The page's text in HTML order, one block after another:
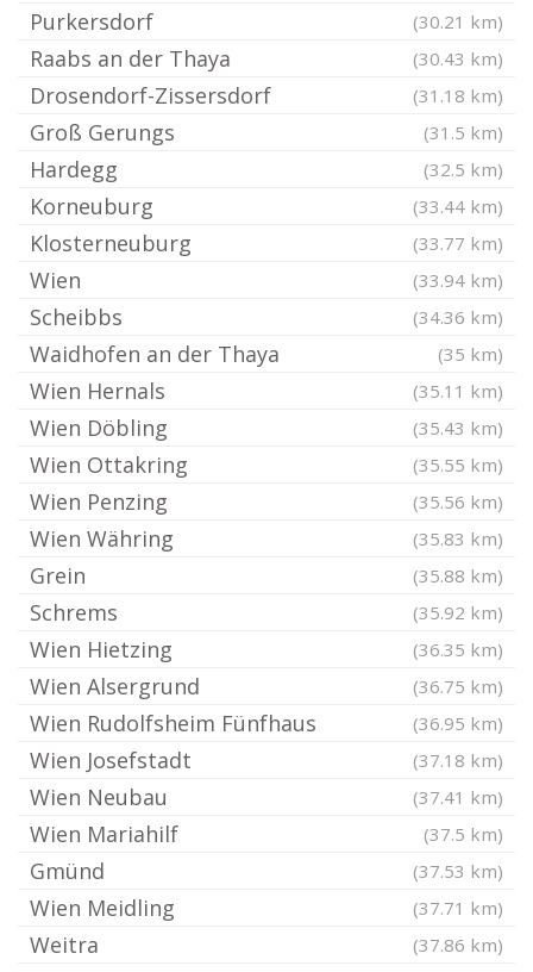
Purkersdorf (30.21 km)
Raabs an der Thaya (30.43 km)
Drosendorf-Zissersdorf (31.18 km)
Groß Gerungs (31.5 km)
Hardegg (32.5 km)
Korneuburg (33.44 km)
Klosterneuburg (33.77 km)
Wien (33.94 km)
Scheibbs (34.36 km)
Waidhofen an der Thaya (35 km)
Wien Hernals (35.11 km)
Wien Döbling (35.43 km)
Wien Ottakring (35.55 km)
Wien Penzing (35.56 km)
Wien Währing (35.83 km)
Grein (35.88 km)
Schrems (35.92 km)
Wien Hietzing (36.35 km)
Wien Alsergrund (36.75 km)
Wien Rudolfsheim Fünfhaus (36.95 km)
Wien Josefstadt (37.18 km)
Wien Neubau (37.41 km)
Wien Mariahilf (37.5 km)
Gmünd (37.53 km)
Wien Meidling (37.71 km)
Weitra (37.86 km)